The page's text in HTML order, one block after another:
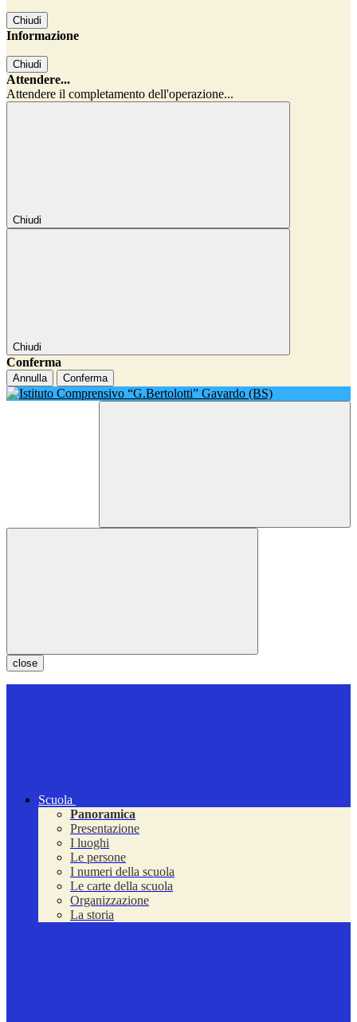
Chiudi
Informazione
Chiudi
Attendere...
Attendere il completamento dell'operazione...
Chiudi
Chiudi
Conferma
Annulla Conferma
close
Scuola
Panoramica
Presentazione
I luoghi
Le persone
I numeri della scuola
Le carte della scuola
Organizzazione
La storia